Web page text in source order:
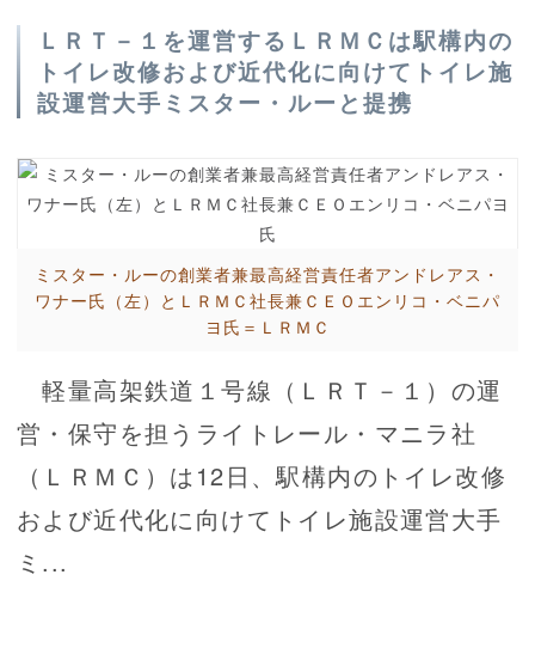
ＬＲＴ－１を運営するＬＲＭＣは駅構内の
トイレ改修および近代化に向けてトイレ施
設運営大手ミスター・ルーと提携
ミスター・ルーの創業者兼最高経営責任者アンドレアス・
ワナー氏（左）とＬＲＭＣ社長兼ＣＥＯエンリコ・ベニパ
ヨ氏＝ＬＲＭＣ
軽量高架鉄道１号線（ＬＲＴ－１）の運
営・保守を担うライトレール・マニラ社
（ＬＲＭＣ）は12日、駅構内のトイレ改修
および近代化に向けてトイレ施設運営大手
ミ...